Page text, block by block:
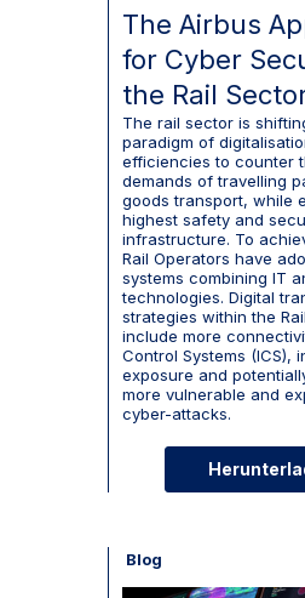
The Airbus
for Cyber
the Rail
The rail sector is
paradigm of
efficiencies to counter
demands of travelling
goods transport, while
highest safety and
infrastructure. To
Rail Operators have
systems combining IT
technologies. Digital
strategies within the
include more
Control Systems (ICS),
exposure and
more vulnerable and
cyber-attacks.
Blog